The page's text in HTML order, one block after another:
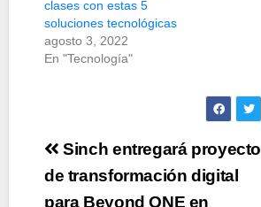
clases con estas 5
soluciones tecnológicas
agosto 3, 2022
En "Tecnología"
Navegación
de
Sinch entregará proyecto
de transformación digital
para Beyond ONE en